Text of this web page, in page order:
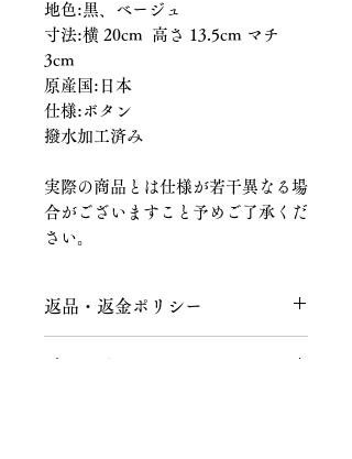
地色:黒、ベージュ
寸法:横 20cm 高さ 13.5cm マチ
3cm
原産国:日本
仕様:ボタン
撥水加工済み
実際の商品とは仕様が若干異なる場
合がございますこと予めご了承くだ
さい。
返品・返金ポリシー